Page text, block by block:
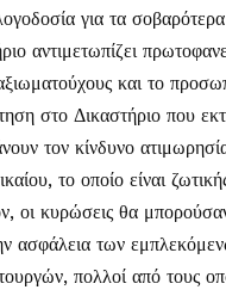
για τα
αντιμετωπίζει
και το
στο Δικαστήριο που
τον κίνδυνο
το οποίο είναι
οι κυρώσεις θα
ασφάλεια των
πολλοί από τους